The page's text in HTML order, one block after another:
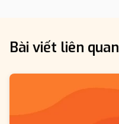
Bài viết liên quan